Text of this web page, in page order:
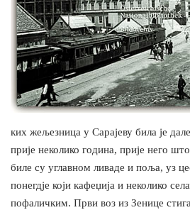
ких жељезница у Сарајеву била је
прије неколико година, прије него
биле су углавном ливаде и поља, уз
понегдје који кафеџија и неколико
пофаличким. Први воз из Зенице